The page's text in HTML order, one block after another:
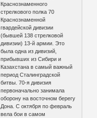
Краснознаменного
стрелкового полка 70
Краснознаменной
гвардейской дивизии
(бывшей 138 стрелковой
дивизии) 13-й армии. Это
была одна из дивизий,
прибывших из Сибири и
Казахстана в самый важный
период Сталинградской
битвы. 70-я дивизия
первоначально занимала
оборону на восточном берегу
Дона. С октября по февраль
вела бои в самом